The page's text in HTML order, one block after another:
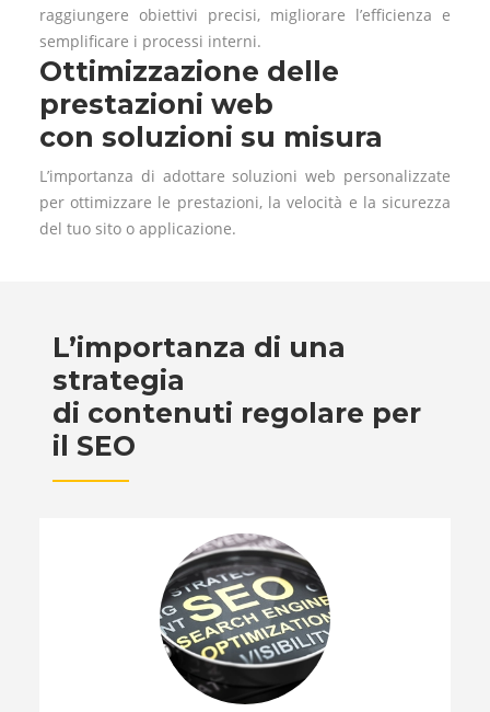
raggiungere obiettivi precisi, migliorare l’efficienza e
semplificare i processi interni.
Ottimizzazione delle
prestazioni web
con soluzioni su misura
L’importanza di adottare soluzioni web personalizzate
per ottimizzare le prestazioni, la velocità e la sicurezza
del tuo sito o applicazione.
L’importanza di una
strategia
di contenuti regolare per
il SEO